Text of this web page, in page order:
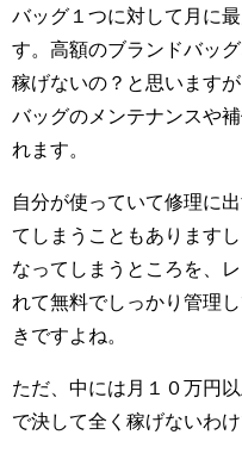
バッグ１つに対して月に
す。高額のブランドバッ
稼げないの？と思います
バッグのメンテナンスや
れます。
自分が使っていて修理に
てしまうこともあります
なってしまうところを、
れて無料でしっかり管理
きですよね。
ただ、中には月１０万円
で決して全く稼げないわけ